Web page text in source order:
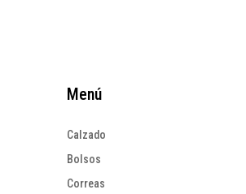
Menú
Calzado
Bolsos
Correas